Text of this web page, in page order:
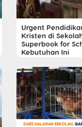
Urgent
Kristen di
Superbook for
Kebutuhan Ini